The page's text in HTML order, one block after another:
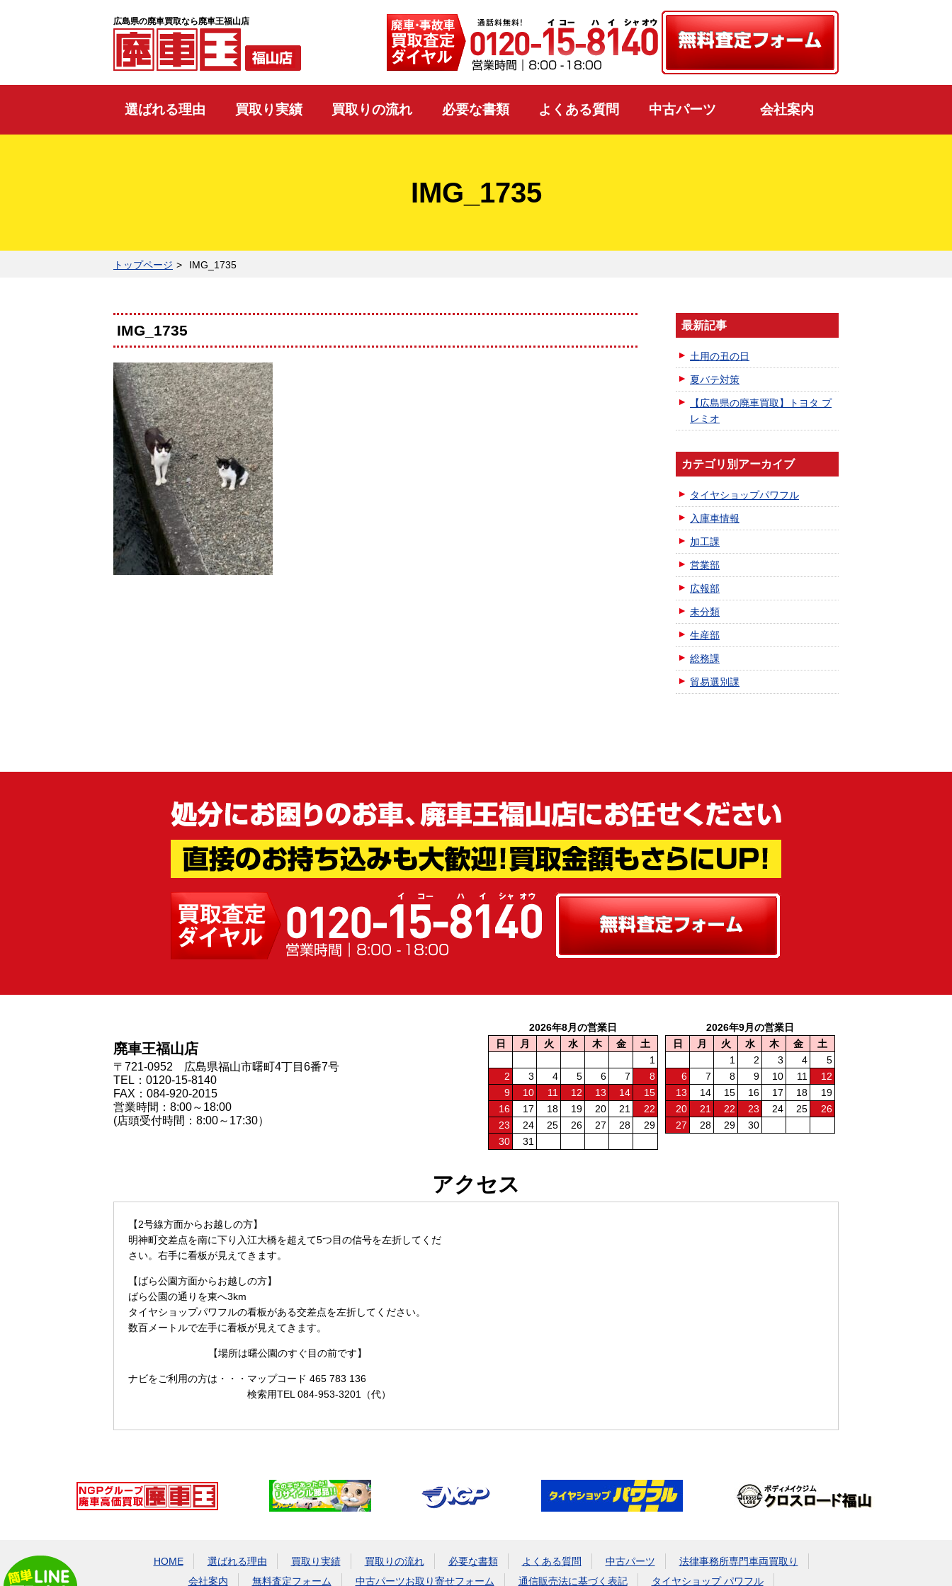
広島県の廃車買取なら廃車王福山店
選ばれる理由 買取り実績 買取りの流れ 必要な書類 よくある質問 中古パーツ 会社案内
IMG_1735
トップページ IMG_1735
IMG_1735 最新記事
土用の丑の日
夏バテ対策
【広島県の廃車買取】トヨタ プ
レミオ
カテゴリ別アーカイブ
タイヤショップパワフル
入庫車情報
加工課
営業部
広報部
未分類
生産部
総務課
貿易選別課
廃車王福山店
〒721-0952 広島県福山市曙町4丁目6番7号
TEL：0120-15-8140
FAX：084-920-2015
営業時間：8:00～18:00
(店頭受付時間：8:00～17:30）
2026年8月の営業日
日
月 火 水 木 金
土
1
2
3 4 5 6 7
8
9
10 11 12 13 14
15
16
17 18 19 20 21
22
23
24 25 26 27 28
29
30
31
2026年9月の営業日
日
月 火 水 木 金
土
1
2 3 4
5
6
7 8 9 10 11
12
13
14 15 16 17 18
19
20
21 22 23 24 25
26
27
28 29 30
アクセス
【2号線方面からお越しの方】
明神町交差点を南に下り入江大橋を超えて5つ目の信号を左折してくだ
さい。右手に看板が見えてきます。
【ばら公園方面からお越しの方】
ばら公園の通りを東へ3km
タイヤショップパワフルの看板がある交差点を左折してください。
数百メートルで左手に看板が見えてきます。
【場所は曙公園のすぐ目の前です】
ナビをご利用の方は・・・ マップコード 465 783 136
検索用TEL 084-953-3201（代）
HOME 選ばれる理由 買取り実績 買取りの流れ 必要な書類 よくある質問 中古パーツ
法律事務所専門車両買取り
会社案内
無料査定フォーム 中古パーツお取り寄せフォーム 通信販売法に基づく表記 タイヤショップ パワフル